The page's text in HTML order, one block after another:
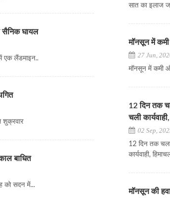
सैनिक घायल
एक लैंडमाइन..
शुक्रवार
बाधित
को सदन में...
सात का इलाज
मॉनसून में
27 Jun,
मॉनसून में कमी
12 दिन तक
चली
02 Sep,
12 दिन तक
कार्यवाही,
मॉनसून की